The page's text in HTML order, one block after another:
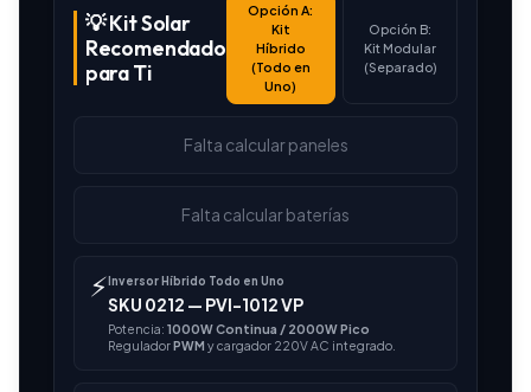
💡 Kit Solar
Recomendado
para Ti
Opción A:
Kit
Híbrido
(Todo en
Uno)
Opción B:
Kit Modular
(Separado)
Falta calcular paneles
Falta calcular baterías
⚡Inversor Híbrido Todo en Uno
SKU 0212 — PVI-1012 VP
Potencia:1000W Continua / 2000W Pico
ReguladorPWM y cargador 220V AC integrado.